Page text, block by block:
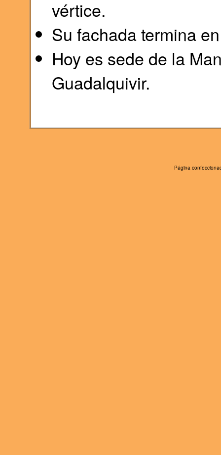
vértice.
Su fachada termina
Hoy es sede de la
Guadalquivir.
Página